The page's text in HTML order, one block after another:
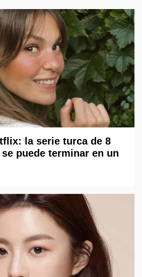
la serie turca de 8
puede terminar en un